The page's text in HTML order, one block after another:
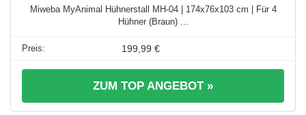
Miweba MyAnimal Hühnerstall MH-04 | 174x76x103 cm | Für 4
Hühner (Braun) ...
199,99 €
ZUM TOP ANGEBOT »